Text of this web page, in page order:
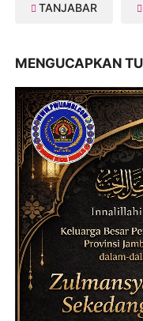
TANJABAR
MENGUCAPKAN